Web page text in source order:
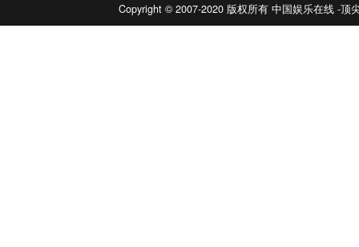
Copyright © 2007-2020 版权所有 中国娱乐在线 -顶